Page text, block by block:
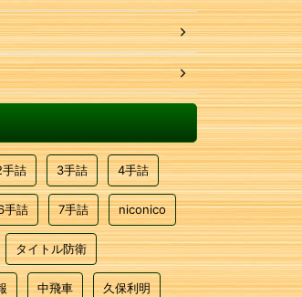
手詰 3手詰 4手詰
手詰 7手詰 niconico
タイトル防衛
中飛車 久保利明